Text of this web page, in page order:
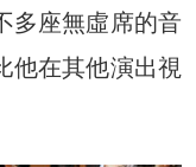
多座無虛席的音
他在其他演出視